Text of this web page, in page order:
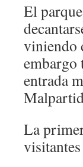
El
viniendo
embargo
entrada
La